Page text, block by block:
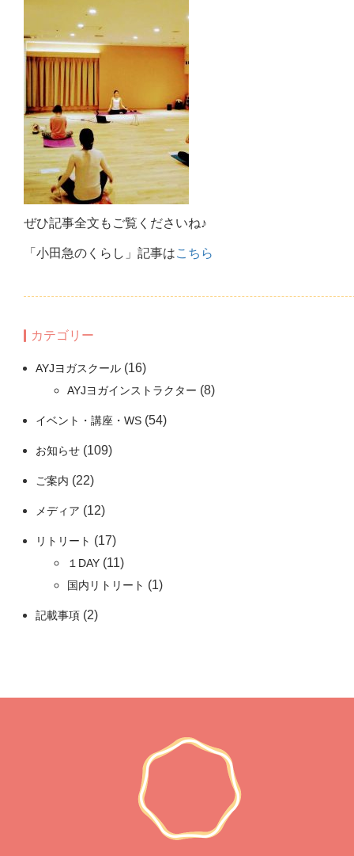
ぜひ記事全文もご覧くださいね♪
「小田急のくらし」記事はこちら
カテゴリー
AYJヨガスクール (16)
AYJヨガインストラクター (8)
イベント・講座・WS (54)
お知らせ (109)
ご案内 (22)
メディア (12)
リトリート (17)
１DAY (11)
国内リトリート (1)
記載事項 (2)